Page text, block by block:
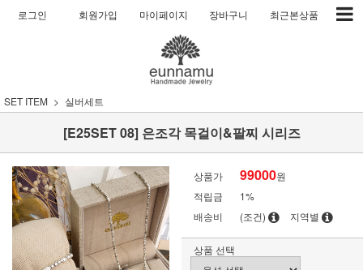
로그인 회원가입 마이페이지 장바구니 최근본상품
SET ITEM 실버세트
[E25SET 08] 은조각 목걸이&팔찌 시리즈
상품가 99000원
적립금
1%
배송비
(조건) 지역별
상품 선택